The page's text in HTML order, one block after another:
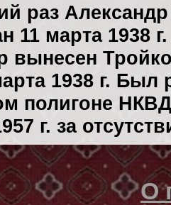
раз
11 марта 1938 г.
вынесен
1938 г. Был
полигоне
г. за
О